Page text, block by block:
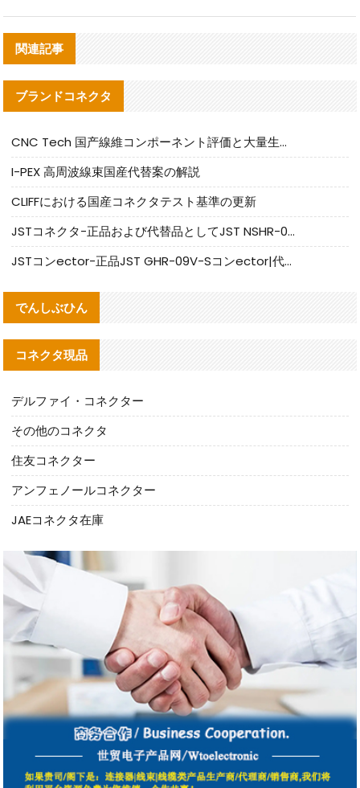
関連記事
ブランドコネクタ
CNC Tech 国产線維コンポーネント評価と大量生産適合ガイド
I-PEX 高周波線束国産代替案の解説
CLIFFにおける国産コネクタテスト基準の更新
JSTコネクタ-正品および代替品としてJST NSHR-02V-Sコネクタを提供します
JSTコンector-正品JST GHR-09V-Sコンector|代替品提供
でんしぶひん
コネクタ現品
デルファイ・コネクター
その他のコネクタ
住友コネクター
アンフェノールコネクター
JAEコネクタ在庫